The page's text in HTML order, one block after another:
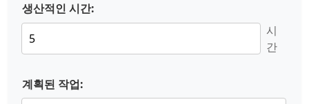
생산적인 시간:
시
간
계획된 작업: